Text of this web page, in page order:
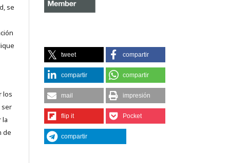
se
los
ser
la
de
tweet compartir
compartir compartir
mail impresión
flip it Pocket
compartir